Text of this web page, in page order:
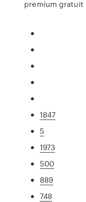
premium gratuit
1847
5
1973
500
889
748